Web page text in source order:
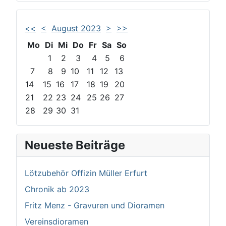
<< < August 2023 >
>>
Mo Di Mi Do Fr Sa So
1
2 3 4 5
6
7
8 9 10 11 12
13
14
15 16 17 18 19
20
21
22 23 24 25 26 27
28
29 30 31
Neueste Beiträge
Lötzubehör Offizin Müller Erfurt
Chronik ab 2023
Fritz Menz - Gravuren und Dioramen
Vereinsdioramen